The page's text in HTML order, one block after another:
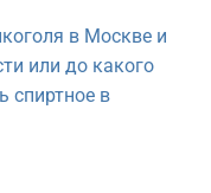
в Москве и
или до какого
спиртное в